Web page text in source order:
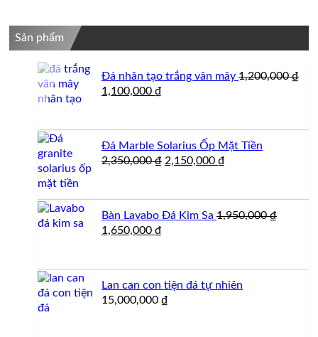
Sản phẩm
Đá nhân tạo trắng vân mây 1,200,000₫
Giá
1,100,000 ₫
1,100,000 ₫.
Đá Marble Solarius Ốp Mặt Tiền
2,350,000₫ Giá
2,150,000 ₫
2,150,000 ₫.
Bàn Lavabo Đá Kim Sa 1,950,000₫
Giá
1,650,000 ₫
1,650,000 ₫.
Lan can con tiện đá tự nhiên
15,000,000 ₫